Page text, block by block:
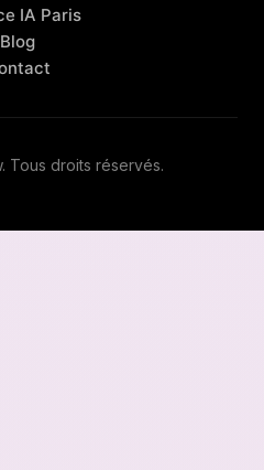
IA Paris
Blog
Tous droits réservés.